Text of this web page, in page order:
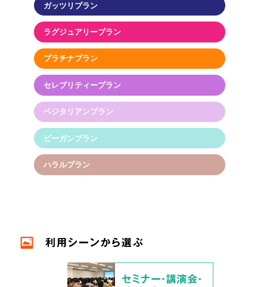
ガッツリプラン
ラグジュアリープラン
プラチナプラン
セレブリティープラン
ベジタリアンプラン
ビーガンプラン
ハラルプラン